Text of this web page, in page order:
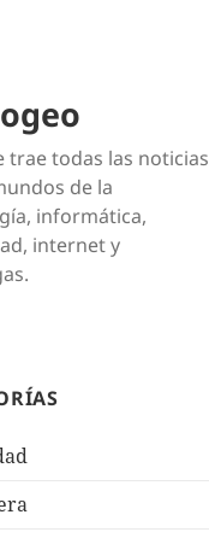
trae todas las noticias
de la
informática,
internet y